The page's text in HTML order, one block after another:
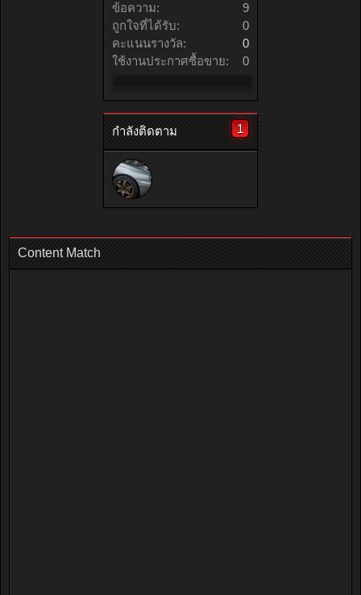
ข้อความ:
9
ถูกใจที่ได้รับ:
0
คะแนนรางวัล:
0
ใช้งานประกาศซื้อขาย:
0
กำลังติดตาม 1
Content Match